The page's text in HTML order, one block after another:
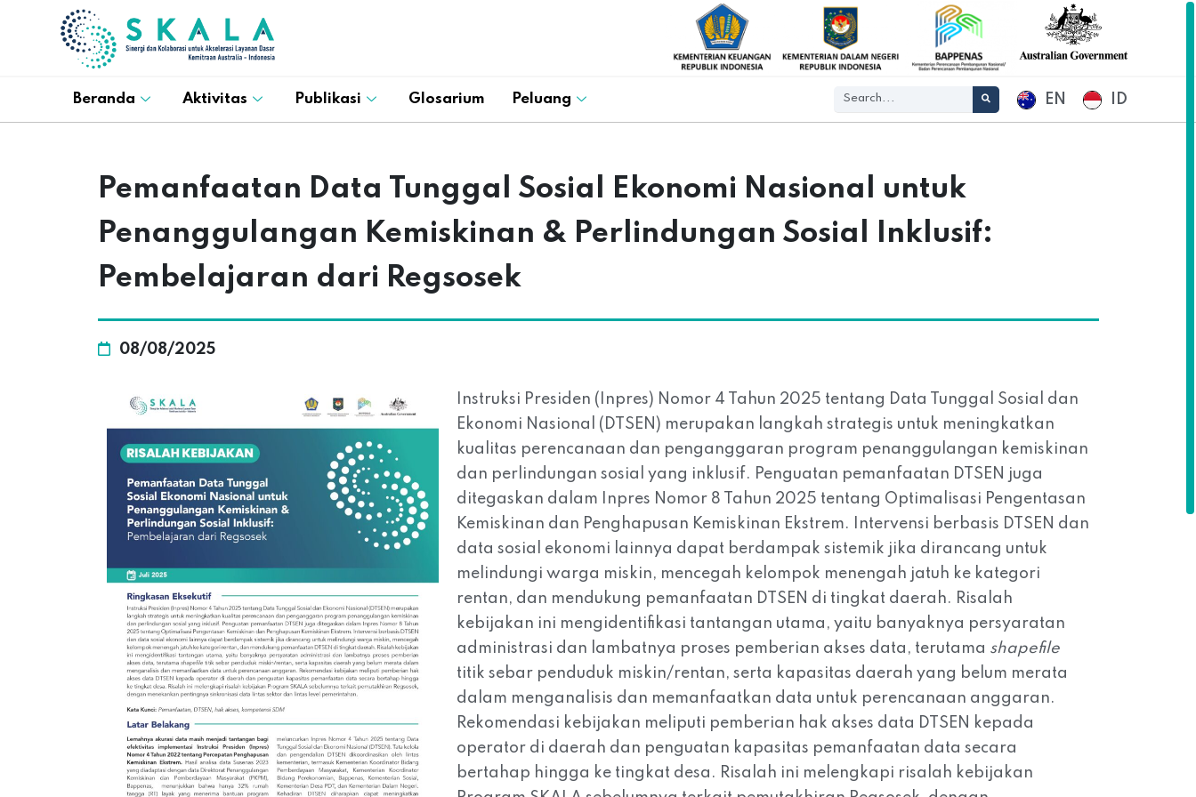
Beranda Aktivitas Publikasi Glosarium Peluang EN ID
Pemanfaatan Data Tunggal Sosial Ekonomi Nasional untuk
Penanggulangan Kemiskinan & Perlindungan Sosial Inklusif:
Pembelajaran dari Regsosek
08/08/2025
Instruksi Presiden (Inpres) Nomor 4 Tahun 2025 tentang Data Tunggal Sosial dan
Ekonomi Nasional (DTSEN) merupakan langkah strategis untuk meningkatkan
kualitas perencanaan dan penganggaran program penanggulangan kemiskinan
dan perlindungan sosial yang inklusif. Penguatan pemanfaatan DTSEN juga
ditegaskan dalam Inpres Nomor 8 Tahun 2025 tentang Optimalisasi Pengentasan
Kemiskinan dan Penghapusan Kemiskinan Ekstrem. Intervensi berbasis DTSEN dan
data sosial ekonomi lainnya dapat berdampak sistemik jika dirancang untuk
melindungi warga miskin, mencegah kelompok menengah jatuh ke kategori
rentan, dan mendukung pemanfaatan DTSEN di tingkat daerah. Risalah
kebijakan ini mengidentifikasi tantangan utama, yaitu banyaknya persyaratan
administrasi dan lambatnya proses pemberian akses data, terutama shapefile
titik sebar penduduk miskin/rentan, serta kapasitas daerah yang belum merata
dalam menganalisis dan memanfaatkan data untuk perencanaan anggaran.
Rekomendasi kebijakan meliputi pemberian hak akses data DTSEN kepada
operator di daerah dan penguatan kapasitas pemanfaatan data secara
bertahap hingga ke tingkat desa. Risalah ini melengkapi risalah kebijakan